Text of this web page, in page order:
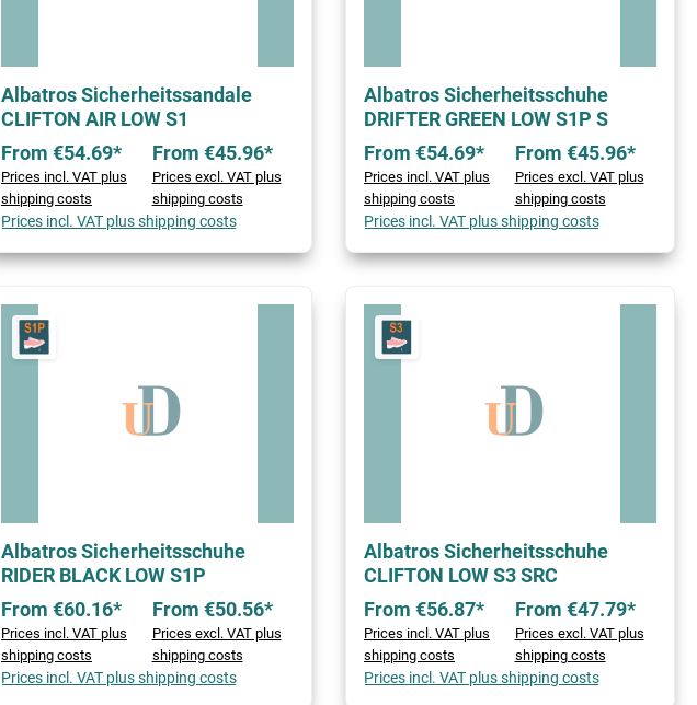
Albatros Sicherheitssandale
CLIFTON AIR LOW S1
From €54.69*
Prices incl. VAT plus
shipping costs
From €45.96*
Prices excl. VAT plus
shipping costs
Prices incl. VAT plus shipping costs
Albatros Sicherheitsschuhe
DRIFTER GREEN LOW S1P S
From €54.69*
Prices incl. VAT plus
shipping costs
From €45.96*
Prices excl. VAT plus
shipping costs
Prices incl. VAT plus shipping costs
Albatros Sicherheitsschuhe
RIDER BLACK LOW S1P
From €60.16*
Prices incl. VAT plus
shipping costs
From €50.56*
Prices excl. VAT plus
shipping costs
Prices incl. VAT plus shipping costs
Albatros Sicherheitsschuhe
CLIFTON LOW S3 SRC
From €56.87*
Prices incl. VAT plus
shipping costs
From €47.79*
Prices excl. VAT plus
shipping costs
Prices incl. VAT plus shipping costs